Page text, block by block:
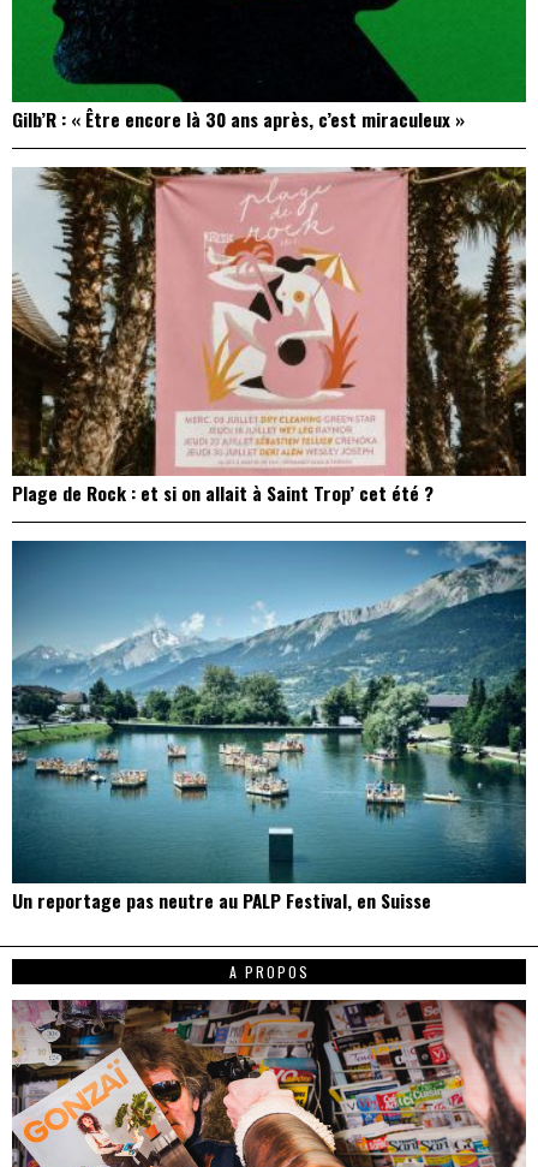
Gilb’R : « Être encore là 30 ans après, c’est miraculeux »
Plage de Rock : et si on allait à Saint Trop’ cet été ?
Un reportage pas neutre au PALP Festival, en Suisse
A PROPOS